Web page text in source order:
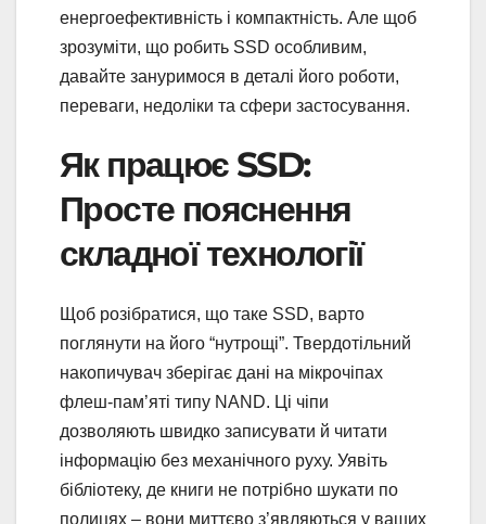
енергоефективність і компактність. Але щоб
зрозуміти, що робить SSD особливим,
давайте зануримося в деталі його роботи,
переваги, недоліки та сфери застосування.
Як працює SSD:
Просте пояснення
складної технології
Щоб розібратися, що таке SSD, варто
поглянути на його “нутрощі”. Твердотільний
накопичувач зберігає дані на мікрочіпах
флеш-пам’яті типу NAND. Ці чіпи
дозволяють швидко записувати й читати
інформацію без механічного руху. Уявіть
бібліотеку, де книги не потрібно шукати по
полицях – вони миттєво з’являються у ваших